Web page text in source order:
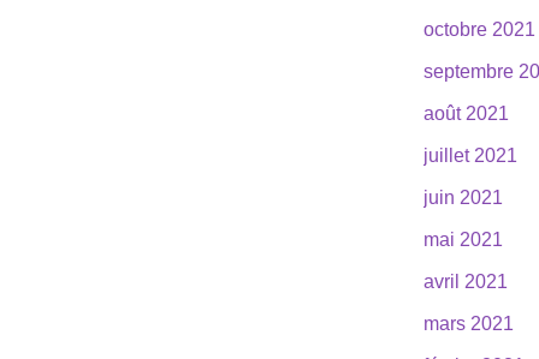
octobre 2021
septembre
août 2021
juillet 2021
juin 2021
mai 2021
avril 2021
mars 2021